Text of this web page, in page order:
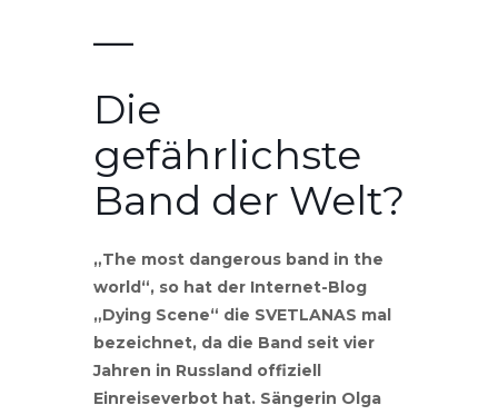
—
Die
gefährlichste
Band der Welt?
„The most dangerous band in the
world“, so hat der Internet-Blog
„Dying Scene“ die SVETLANAS mal
bezeichnet, da die Band seit vier
Jahren in Russland offiziell
Einreiseverbot hat. Sängerin Olga